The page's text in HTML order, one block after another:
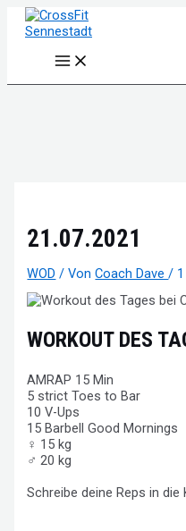
Zum
Inhalt
Main
Menu
21.07.2021
WOD / VonCoach Dave/
WORKOUT DES
AMRAP 15 Min
5 strict Toes to Bar
10 V-Ups
15 Barbell Good Mornings
♀ 15 kg
♂ 20 kg
Schreibe deine Reps in die